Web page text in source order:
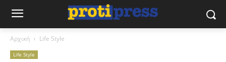
Αρχική Life Style
Life Style